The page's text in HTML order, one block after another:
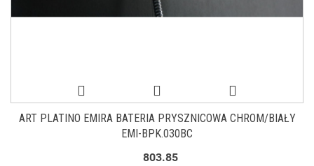
ART PLATINO EMIRA BATERIA PRYSZNICOWA CHROM/BIAŁY
EMI-BPK.030BC
803.85